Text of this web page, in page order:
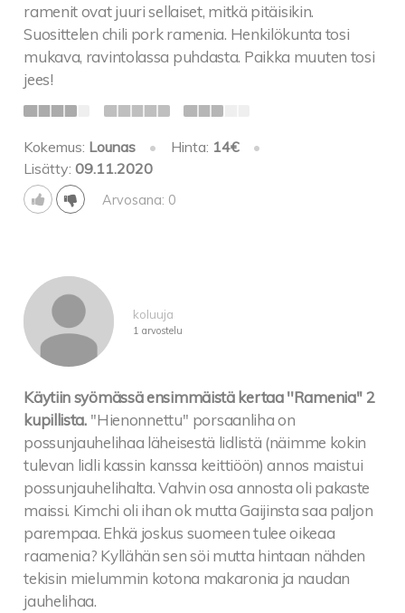
ramenit ovat juuri sellaiset, mitkä pitäisikin.
Suosittelen chili pork ramenia. Henkilökunta tosi
mukava, ravintolassa puhdasta. Paikka muuten tosi
jees!
Kokemus: Lounas • Hinta: 14€
•
Lisätty:09.11.2020
Arvosana: 0
koluuja
1 arvostelu
Käytiin syömässä ensimmäistä kertaa ''Ramenia'' 2
kupillista. ''Hienonnettu'' porsaanliha on
possunjauhelihaa läheisestä lidlistä (näimme kokin
tulevan lidli kassin kanssa keittiöön) annos maistui
possunjauhelihalta. Vahvin osa annosta oli pakaste
maissi. Kimchi oli ihan ok mutta Gaijinsta saa paljon
parempaa. Ehkä joskus suomeen tulee oikeaa
raamenia? Kyllähän sen söi mutta hintaan nähden
tekisin mielummin kotona makaronia ja naudan
jauhelihaa.